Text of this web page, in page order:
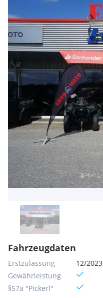
Fahrzeugdaten
Erstzulassung
12/2023
Gewährleistung
§57a "Pickerl"